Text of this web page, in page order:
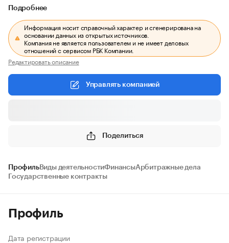
Подробнее
Информация носит справочный характер и сгенерирована на
основании данных из открытых источников.
Компания не является пользователем и не имеет деловых
отношений с сервисом РБК Компании.
Редактировать описание
Управлять компанией
Поделиться
ПрофильВиды деятельностиФинансыАрбитражные дела
Государственные контракты
Профиль
Дата регистрации